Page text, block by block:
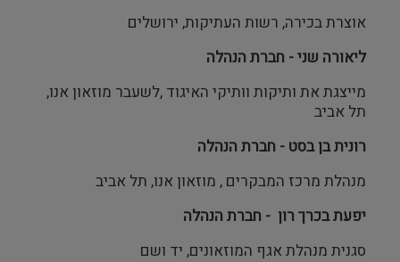
אוצרת בכירה, רשות העתיקות, ירושלים
ליאורה שני - חברת הנהלה
מייצגת את ותיקות וותיקי האיגוד ,לשעבר מוזאון אנו,
תל אביב
רונית בן בסט - חברת הנהלה
מנהלת מרכז המבקרים , מוזאון אנו, תל אביב
יפעת בכרך רון - חברת הנהלה
סגנית מנהלת אגף המוזאונים, יד ושם